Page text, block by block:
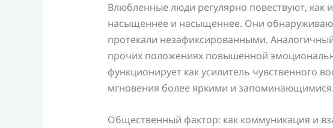
Влюбленные люди регулярно повествуют, как
насыщеннее и насыщеннее. Они
протекали незафиксированными.
прочих положениях повышенной
функционирует как усилитель чувственного
мгновения более яркими и запоминающимися.
Общественный фактор: как коммуникация и